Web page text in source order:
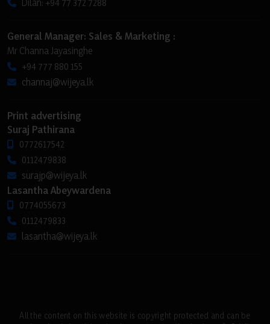
General Manager: Sales & Marketing :
Mr Channa Jayasinghe
+94 777 880 155
channaj@wijeya.lk
Print advertising
Suraj Pathirana
0772617542
0112479838
surajp@wijeya.lk
Lasantha Abeywardena
0774055673
0112479833
lasantha@wijeya.lk
All the content on this website is copyright protected and can be